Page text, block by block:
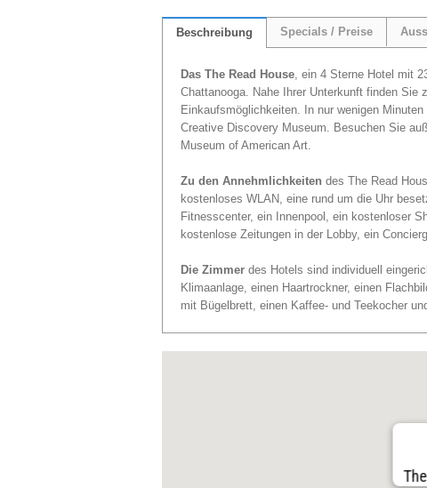
Beschreibung Specials / Preise
Das The Read House, ein 4 Sterne Hotel mit
Chattanooga. Nahe Ihrer Unterkunft finden Sie
Einkaufsmöglichkeiten. In nur wenigen
Creative Discovery Museum. Besuchen Sie
Museum of American Art.
Zu den Annehmlichkeiten des The Read
kostenloses WLAN, eine rund um die Uhr
Fitnesscenter, ein Innenpool, ein kostenloser
kostenlose Zeitungen in der Lobby, ein
Die Zimmer des Hotels sind individuell
Klimaanlage, einen Haartrockner, einen
mit Bügelbrett, einen Kaffee- und Teekocher